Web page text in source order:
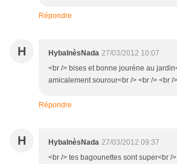
Répondre
H HybaInèsNada 27/03/2012 10:07
<br /> bises et bonne jouréne au
amicalement sourour<br /> <br /> <br /
Répondre
H HybaInèsNada 27/03/2012 09:37
<br /> tes bagounettes sont super<br /